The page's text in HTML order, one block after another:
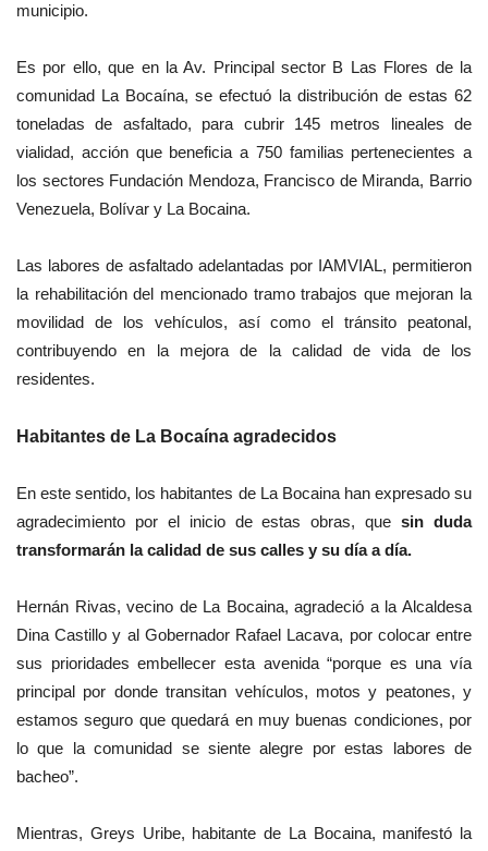
municipio.
Es por ello, que en la Av. Principal sector B Las Flores de la
comunidad La Bocaína, se efectuó la distribución de estas 62
toneladas de asfaltado, para cubrir 145 metros lineales de
vialidad, acción que beneficia a 750 familias pertenecientes a
los sectores Fundación Mendoza, Francisco de Miranda, Barrio
Venezuela, Bolívar y La Bocaina.
Las labores de asfaltado adelantadas por IAMVIAL, permitieron
la rehabilitación del mencionado tramo trabajos que mejoran la
movilidad de los vehículos, así como el tránsito peatonal,
contribuyendo en la mejora de la calidad de vida de los
residentes.
Habitantes de La Bocaína agradecidos
En este sentido, los habitantes de La Bocaina han expresado su
agradecimiento por el inicio de estas obras, que sin duda
transformarán la calidad de sus calles y su día a día.
Hernán Rivas, vecino de La Bocaina, agradeció a la Alcaldesa
Dina Castillo y al Gobernador Rafael Lacava, por colocar entre
sus prioridades embellecer esta avenida “porque es una vía
principal por donde transitan vehículos, motos y peatones, y
estamos seguro que quedará en muy buenas condiciones, por
lo que la comunidad se siente alegre por estas labores de
bacheo”.
Mientras, Greys Uribe, habitante de La Bocaina, manifestó la